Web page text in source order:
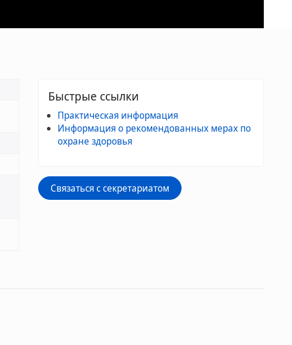
Быстрые ссылки
Практическая информация
Информация о рекомендованных мерах по
охране здоровья
Связаться с секретариатом